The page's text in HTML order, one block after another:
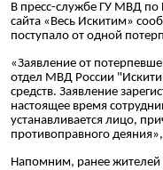
В пресс-службе ГУ МВД по
сайта «Весь Искитим»
поступало от одной
«Заявление от
отдел МВД России
средств. Заявление
настоящее время
устанавливается лицо,
противоправного
Напомним, ранее